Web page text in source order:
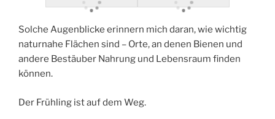
Solche Augenblicke erinnern mich daran, wie wichtig
naturnahe Flächen sind – Orte, an denen Bienen und
andere Bestäuber Nahrung und Lebensraum finden
können.
Der Frühling ist auf dem Weg.